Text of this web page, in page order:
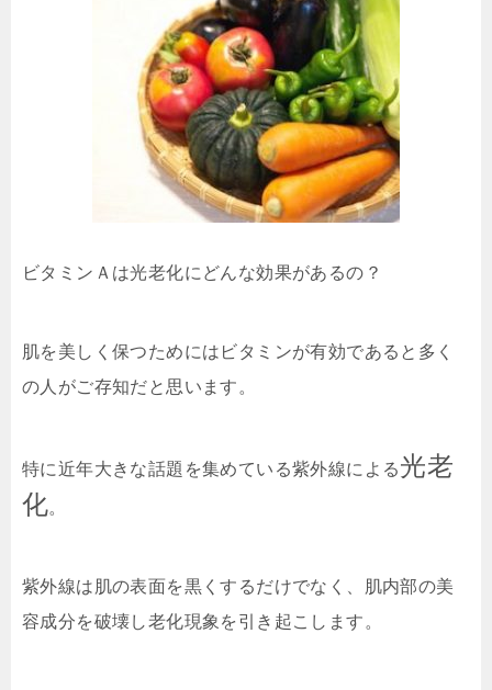
ビタミンＡは光老化にどんな効果があるの？
肌を美しく保つためにはビタミンが有効であると多く
の人がご存知だと思います。
特に近年大きな話題を集めている紫外線による光老
化。
紫外線は肌の表面を黒くするだけでなく、肌内部の美
容成分を破壊し老化現象を引き起こします。